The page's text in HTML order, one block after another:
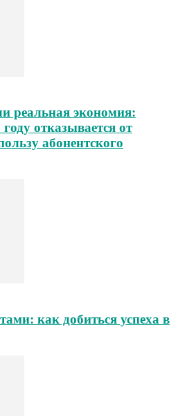
реальная экономия:
отказывается от
абонентского
как добиться успеха в